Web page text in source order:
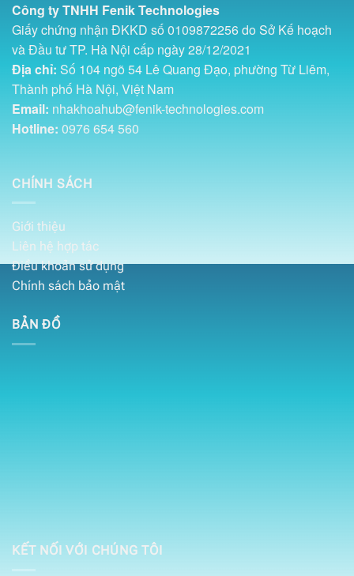
Công ty TNHH Fenik Technologies
Giấy chứng nhận ĐKKD số 0109872256 do Sở Kế hoạch
và Đầu tư TP. Hà Nội cấp ngày 28/12/2021
Địa chỉ: Số 104 ngõ 54 Lê Quang Đạo, phường Từ Liêm,
Thành phố Hà Nội, Việt Nam
Email: nhakhoahub@fenik-technologies.com
Hotline: 0976 654 560
CHÍNH SÁCH
Giới thiệu
Liên hệ hợp tác
Điều khoản sử dụng
Chính sách bảo mật
BẢN ĐỒ
KẾT NỐI VỚI CHÚNG TÔI